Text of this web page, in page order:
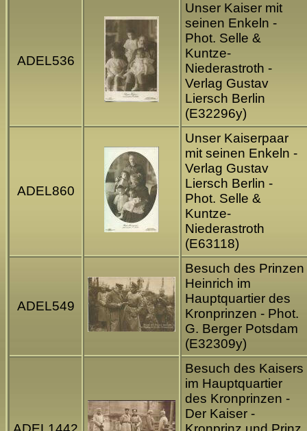
ADEL536
Unser Kaiser mit
seinen Enkeln -
Phot. Selle &
Kuntze-
Niederastroth -
Verlag Gustav
Liersch Berlin
(E32296y)
ADEL860
Unser Kaiserpaar
mit seinen Enkeln -
Verlag Gustav
Liersch Berlin -
Phot. Selle &
Kuntze-
Niederastroth
(E63118)
ADEL549
Besuch des Prinzen
Heinrich im
Hauptquartier des
Kronprinzen - Phot.
G. Berger Potsdam
(E32309y)
Besuch des Kaisers
im Hauptquartier
des Kronprinzen -
Der Kaiser -